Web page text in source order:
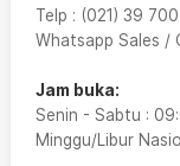
Telp : (021) 39
Whatsapp Sales /
Jam buka:
Senin - Sabtu :
Minggu/Libur